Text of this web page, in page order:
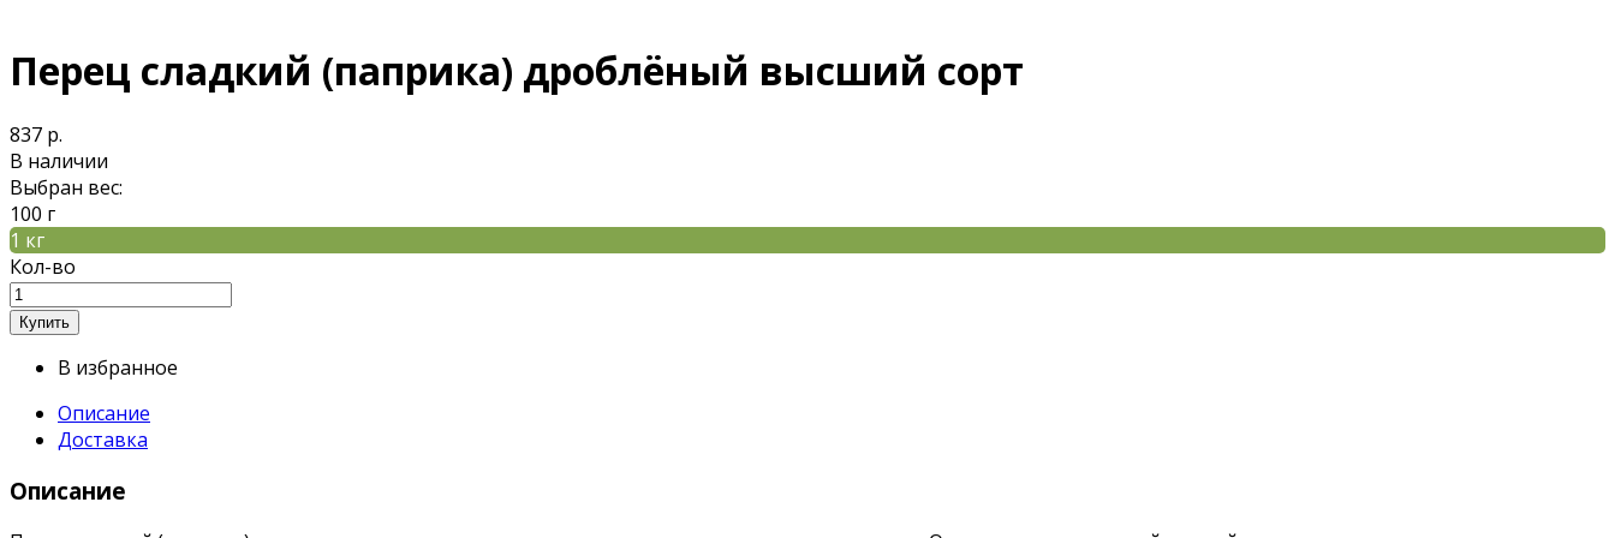
Перец сладкий (паприка) дроблёный высший сорт
837 р.
В наличии
Выбран вес:
100 г
1 кг
Кол-во
В избранное
Описание
Доставка
Описание